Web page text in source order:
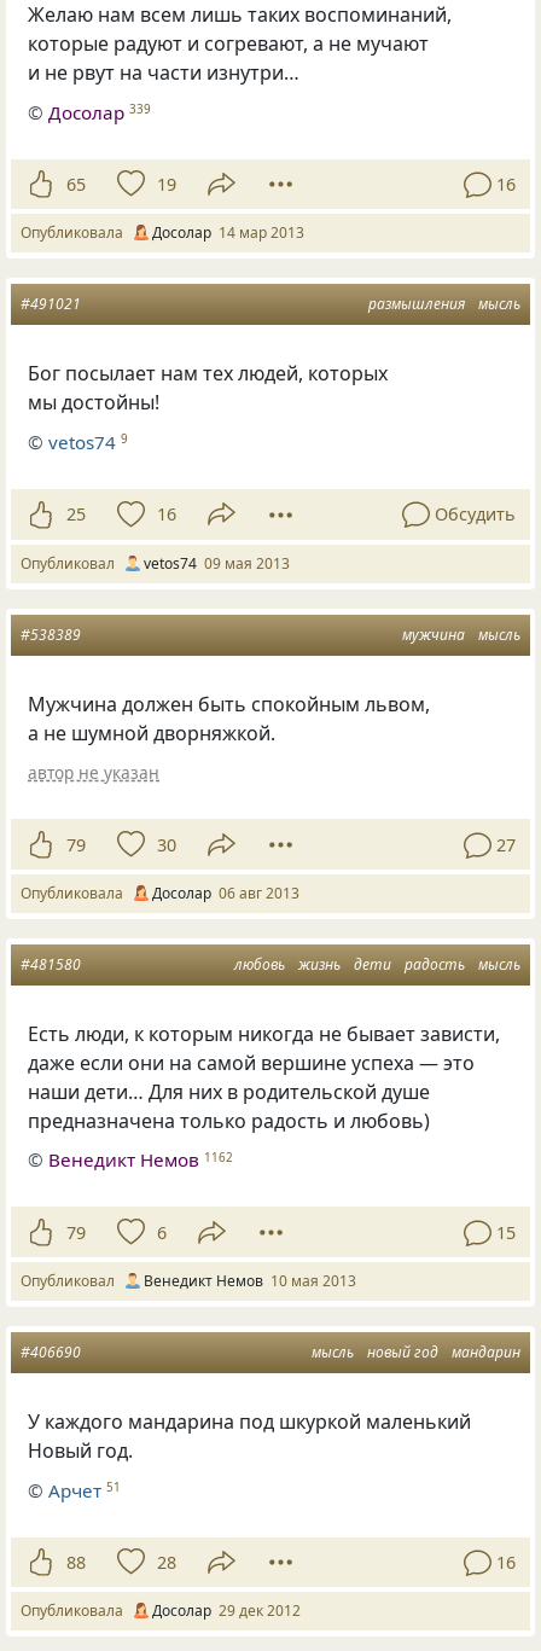
Желаю нам всем лишь таких воспоминаний,
которые радуют и согревают, а не мучают
и не рвут на части изнутри…
© Досолар 339
65 19 16
Опубликовала Досолар 14 мар 2013
размышления мысль
#491021
Бог посылает нам тех людей, которых
мы достойны!
©vetos74 9
25 16 Обсудить
Опубликовал vetos74 09 мая 2013
мужчина мысль
#538389
Мужчина должен быть спокойным львом,
а не шумной дворняжкой.
автор не указан
79 30 27
Опубликовала Досолар 06 авг 2013
любовь жизнь дети радость мысль
#481580
Есть люди, к которым никогда не бывает зависти,
даже если они на самой вершине успеха — это
наши дети… Для них в родительской душе
предназначена только радость и любовь)
© Венедикт Немов 1162
79 6 15
Опубликовал Венедикт Немов 10 мая 2013
мысль новый год мандарин
#406690
У каждого мандарина под шкуркой маленький
Новый год.
©Арчет 51
88 28 16
Опубликовала Досолар 29 дек 2012